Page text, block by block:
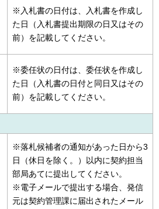
※入札書の日付は、入札書を作成し
た日（入札書提出期限の日又はその
前）を記載してください。
※委任状の日付は、委任状を作成し
た日（入札書の日付と同日又はその
前）を記載してください。
※落札候補者の通知があった日から3
日（休日を除く。）以内に契約担当
部局あてに提出してください。
※電子メールで提出する場合、発信
元は契約管理課に届出されたメール